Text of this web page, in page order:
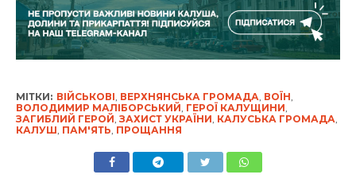
МІТКИ: ВІЙСЬКОВІ, ВЕРХНЯНСЬКА ГРОМАДА, ВОЇН,
ВОЛОДИМИР МАЛІБОРСЬКИЙ, ГЕРОЇ КАЛУЩИНИ,
ЗАГИБЛИЙ ГЕРОЙ, ЗАХИСТ УКРАЇНИ, КАЛУСЬКА ГРОМАДА,
КАЛУШ, ПАМ'ЯТЬ, ПРОЩАННЯ